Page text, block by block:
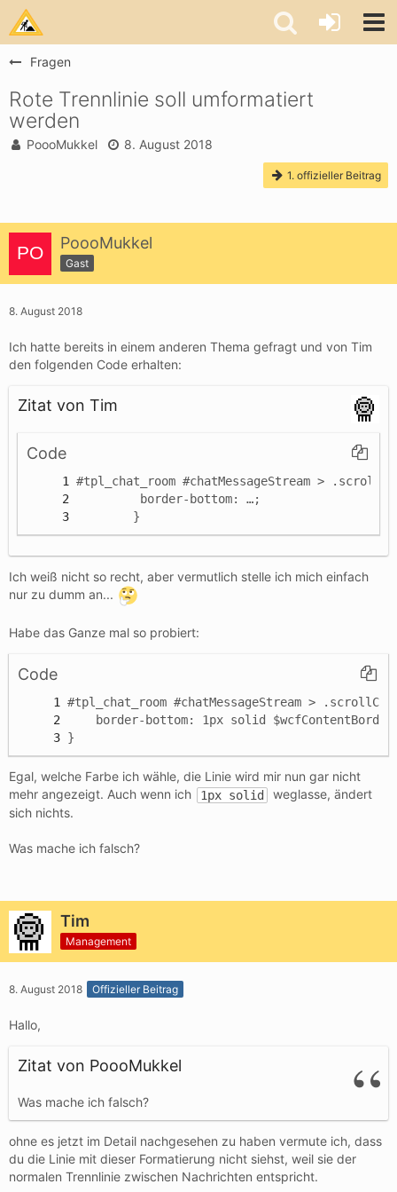
Fragen
Rote Trennlinie soll umformatiert
werden
PoooMukkel 8. August 2018
1. offizieller Beitrag
PoooMukkel
Gast
8. August 2018
Ich hatte bereits in einem anderen Thema gefragt und von Tim
den folgenden Code erhalten:
Zitat von Tim
Code
        }
Ich weiß nicht so recht, aber vermutlich stelle ich mich einfach
nur zu dumm an...
Habe das Ganze mal so probiert:
Code
}
Egal, welche Farbe ich wähle, die Linie wird mir nun gar nicht
mehr angezeigt. Auch wenn ich
1px solid
weglasse, ändert
sich nichts.
Was mache ich falsch?
Tim
Management
8. August 2018 Offizieller Beitrag
Hallo,
Zitat von PoooMukkel
Was mache ich falsch?
ohne es jetzt im Detail nachgesehen zu haben vermute ich, dass
du die Linie mit dieser Formatierung nicht siehst, weil sie der
normalen Trennlinie zwischen Nachrichten entspricht.